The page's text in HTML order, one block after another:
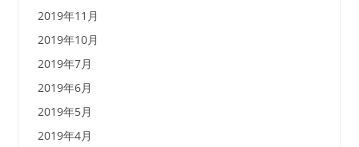
2019年11月
2019年10月
2019年7月
2019年6月
2019年5月
2019年4月